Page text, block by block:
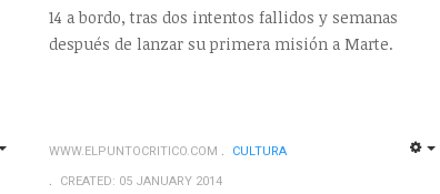
14 a bordo, tras dos intentos fallidos y semanas
después de lanzar su primera misión a Marte.
WWW.ELPUNTOCRITICO.COM
CULTURA
CREATED: 05 JANUARY 2014